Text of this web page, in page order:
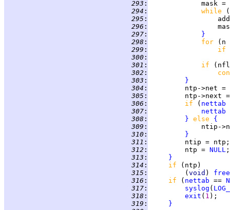
293 :
             mask =
294 : while
295 :
296 :
297 :
}
298 : for
(n
299 :
if
300 :
301 :
if
302 :
303 :
}
304 :
305 :
ntp->next
306 : if ( nettab
307 :
nettab
308 : } else {
309 :
310 :
}
311 :
312 :
         ntp =
NULL
313 :
}
314 : if
315 :
         (
void ) free
316 : if ( nettab ==
317 : syslog (
318 : exit ( 1
319 :
}